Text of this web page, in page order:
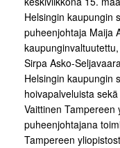
Helsingin kaupungin
puheenjohtaja Maija
Sirpa Asko-
Helsingin kaupungin
hoivapalveluista
Vaittinen Tampereen
puheenjohtajana
Tampereen